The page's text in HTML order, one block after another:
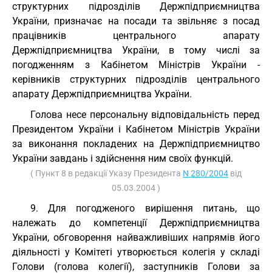
структурних підрозділів Держпідприємництва
України, призначає на посади та звільняє з посад
працівників центрального апарату
Держпідприємництва України, в тому числі за
погодженням з Кабінетом Міністрів України -
керівників структурних підрозділів центрального
апарату Держпідприємництва України.
Голова несе персональну відповідальність перед
Президентом України і Кабінетом Міністрів України
за виконання покладених на Держпідприємництво
України завдань і здійснення ним своїх функцій.
( Пункт 8 в редакції Указу Президента N 280/2004 від
05.03.2004 )
9. Для погодженого вирішення питань, що
належать до компетенції Держпідприємництва
України, обговорення найважливіших напрямів його
діяльності у Комітеті утворюється колегія у складі
Голови (голова колегії), заступників Голови за